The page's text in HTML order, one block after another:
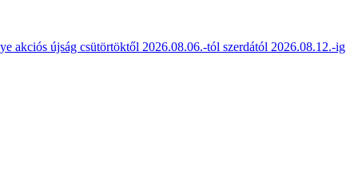
akciós újság csütörtöktől 2026.08.06.-tól szerdától 2026.08.12.-ig